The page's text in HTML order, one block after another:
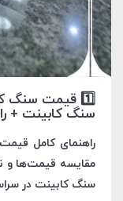
1️⃣ قیمت سنگ
سنگ کابینت +
راهنمای کامل
مقایسه قیمت‌ها و
سنگ کابینت در